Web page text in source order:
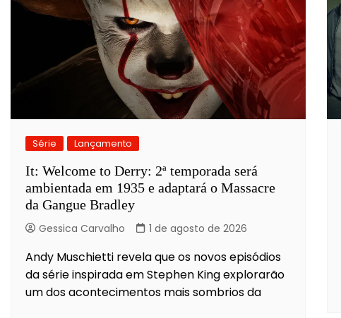
Série Lançamento
It: Welcome to Derry: 2ª temporada será
ambientada em 1935 e adaptará o Massacre
da Gangue Bradley
Gessica Carvalho 1 de agosto de 2026
Andy Muschietti revela que os novos episódios
da série inspirada em Stephen King explorarão
um dos acontecimentos mais sombrios da